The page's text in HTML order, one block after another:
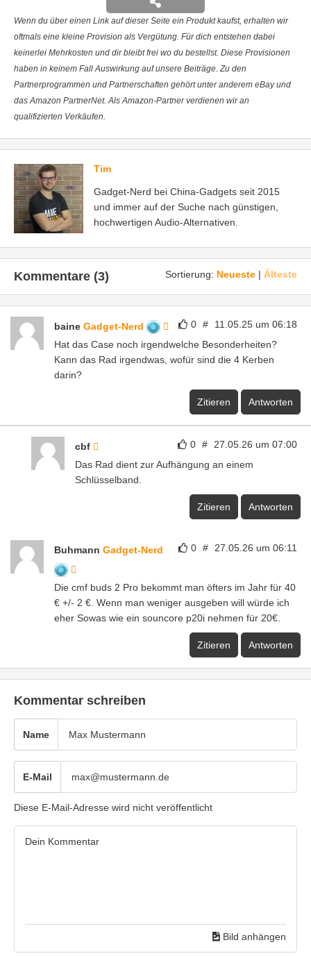
Wenn du über einen Link auf dieser Seite ein Produkt kaufst, erhalten wir
oftmals eine kleine Provision als Vergütung. Für dich entstehen dabei
keinerlei Mehrkosten und dir bleibt frei wo du bestellst. Diese Provisionen
haben in keinem Fall Auswirkung auf unsere Beiträge. Zu den
Partnerprogrammen und Partnerschaften gehört unter anderem eBay und
das Amazon PartnerNet. Als Amazon-Partner verdienen wir an
qualifizierten Verkäufen.
Tim
Gadget-Nerd bei China-Gadgets seit 2015
und immer auf der Suche nach günstigen,
hochwertigen Audio-Alternativen.
Sortierung: Neueste | Älteste
Kommentare (3)
0 # 11.05.25 um 06:18
baine Gadget-Nerd
Hat das Case noch irgendwelche Besonderheiten?
Kann das Rad irgendwas, wofür sind die 4 Kerben
darin?
Zitieren Antworten
0 # 27.05.26 um 07:00
cbf
Das Rad dient zur Aufhängung an einem
Schlüsselband.
Zitieren Antworten
0 # 27.05.26 um 06:11
Buhmann Gadget-Nerd
Die cmf buds 2 Pro bekommt man öfters im Jahr für 40
€ +/- 2 €. Wenn man weniger ausgeben will würde ich
eher Sowas wie ein souncore p20i nehmen für 20€.
Zitieren Antworten
Kommentar schreiben
Name
E-Mail
Diese E-Mail-Adresse wird nicht veröffentlicht
Bild anhängen